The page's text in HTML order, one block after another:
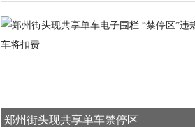
郑州街头现共享单车禁停区